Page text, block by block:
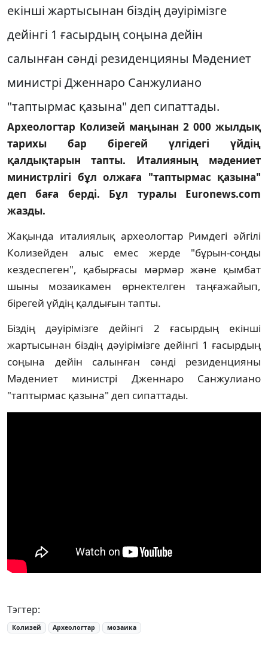
екінші жартысынан біздің дәуірімізге
дейінгі 1 ғасырдың соңына дейін
салынған сәнді резиденцияны Мәдениет
министрі Дженнаро Санжулиано
"таптырмас қазына" деп сипаттады.
Археологтар Колизей маңынан 2 000 жылдық
тарихы бар бірегей үлгідегі үйдің
қалдықтарын тапты. Италияның мәдениет
министрлігі бұл олжаға "таптырмас қазына"
деп баға берді. Бұл туралы Euronews.com
жазды.
Жақында италиялық археологтар Римдегі әйгілі
Колизейден алыс емес жерде "бұрын-соңды
кездеспеген", қабырғасы мәрмәр және қымбат
шыны мозаикамен өрнектелген таңғажайып,
бірегей үйдің қалдығын тапты.
Біздің дәуірімізге дейінгі 2 ғасырдың екінші
жартысынан біздің дәуірімізге дейінгі 1 ғасырдың
соңына дейін салынған сәнді резиденцияны
Мәдениет министрі Дженнаро Санжулиано
"таптырмас қазына" деп сипаттады.
Тэгтер:
Колизей Археологтар мозаика